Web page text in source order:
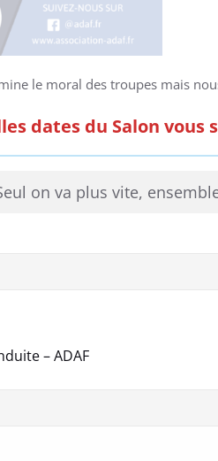
le moral des troupes mais
dates du Salon
on va plus vite,
– ADAF